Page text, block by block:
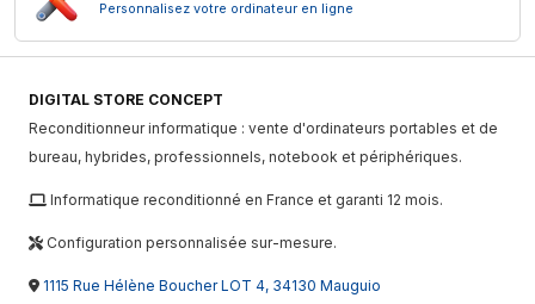
Personnalisez votre ordinateur en ligne
DIGITAL STORE CONCEPT
Reconditionneur informatique : vente d'ordinateurs portables et de
bureau, hybrides, professionnels, notebook et périphériques.
Informatique reconditionné en France et garanti 12 mois.
Configuration personnalisée sur-mesure.
1115 Rue Hélène Boucher LOT 4, 34130 Mauguio